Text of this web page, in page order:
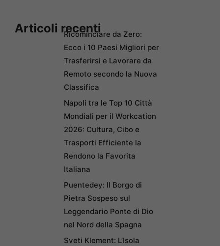
Articoli recentiRicominciare da Zero:
Ecco i 10 Paesi Migliori per
Trasferirsi e Lavorare da
Remoto secondo la Nuova
Classifica
Napoli tra le Top 10 Città
Mondiali per il Workcation
2026: Cultura, Cibo e
Trasporti Efficiente la
Rendono la Favorita
Italiana
Puentedey: Il Borgo di
Pietra Sospeso sul
Leggendario Ponte di Dio
nel Nord della Spagna
Sveti Klement: L’Isola